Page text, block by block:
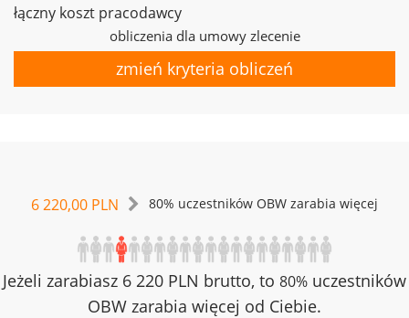
łączny koszt pracodawcy
obliczenia dla umowy zlecenie
zmień kryteria obliczeń
6 220,00 PLN 80% uczestników OBW zarabia więcej
Jeżeli zarabiasz 6 220 PLN brutto, to 80% uczestników
OBW zarabia więcej od Ciebie.